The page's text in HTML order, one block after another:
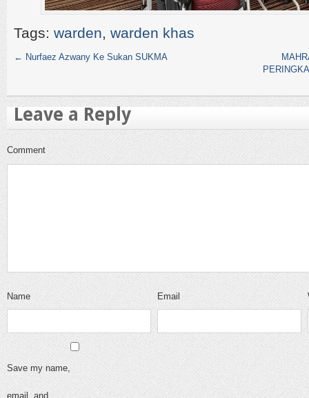
Tags: warden, warden khas
← Nurfaez Azwany Ke Sukan SUKMA
Leave a Reply
Comment
Name Email
Save my name,
email, and